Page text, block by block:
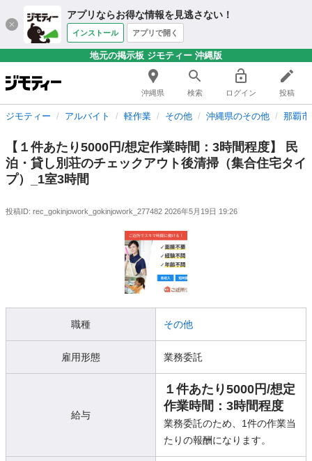
アプリならお得な情報を見逃さない！
インストール アプリで開く
地元の掲示板 ジモティー 沖縄版
沖縄県 検索 ログイン 投稿
ジモティー アルバイト 軽作業 その他 沖縄県のその他 那覇
【１件あたり5000円/想定作業時間：3時間程度】 民
泊・貸し別荘のチェックアウト後清掃（集合住宅タイ
プ）_1室3時間
投稿ID: rec_gokinjowork_gokinjowork_277482 2026年5月19日 19:26
職種 その他
雇用形態 業務委託
給与
１件あたり5000円/想定
作業時間：3時間程度
業務委託のため、1件の作業当
たりの報酬になります。